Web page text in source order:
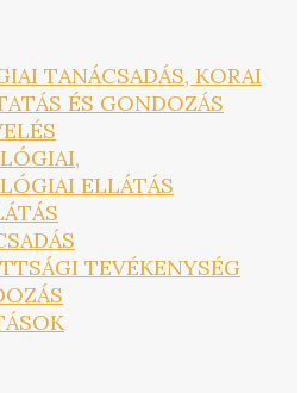
TANÁCSADÁS, KORAI
ÉS GONDOZÁS
ELLÁTÁS
TEVÉKENYSÉG